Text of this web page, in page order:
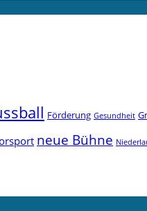
Förderung Gesundheit
neue Bühne